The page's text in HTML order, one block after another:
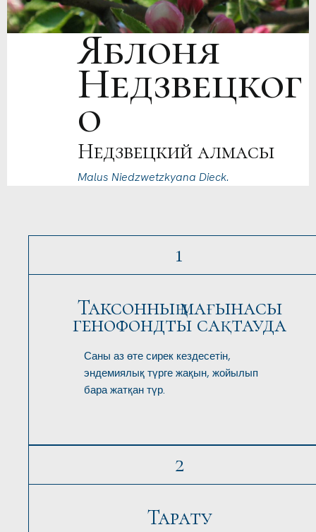
Яблоня
Недзвецког
о
Недзвецкий алмасы
Malus Niedzwetzkyana Dieck.
1
Таксонның мағынасы
генофондты сақтауда
Саны аз өте сирек кездесетін,
эндемиялық түрге жақын, жойылып
бара жатқан түр.
2
Тарату